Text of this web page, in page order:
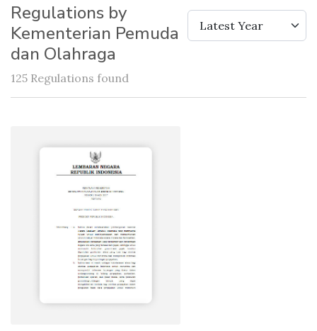
Regulations by
Kementerian Pemuda
dan Olahraga
125 Regulations found
Latest Year